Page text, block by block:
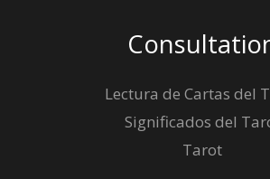
Lectura de Cartas del
Significados del
Tarot